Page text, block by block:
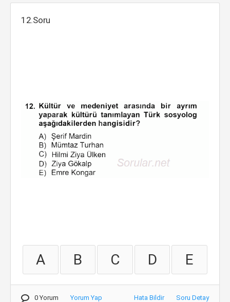
12.Soru
A B C D E
0 Yorum Yorum Yap Hata Bildir Soru Detay